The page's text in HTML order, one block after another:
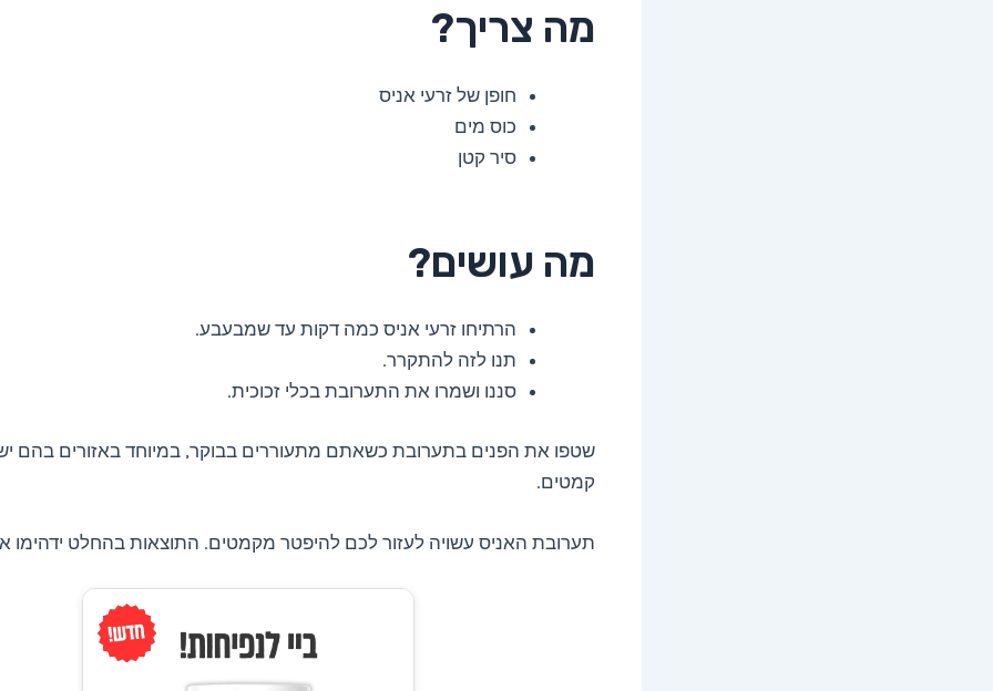
מה צריך?
חופן של זרעי אניס
כוס מים
סיר קטן
מה עושים?
הרתיחו זרעי אניס כמה דקות עד שמבעבע.
תנו לזה להתקרר.
סננו ושמרו את התערובת בכלי זכוכית.
שטפו את הפנים בתערובת כשאתם מתעוררים בבוקר, במיוחד באזורים בהם
קמטים.
תערובת האניס עשויה לעזור לכם להיפטר מקמטים. התוצאות בהחלט ידהימו